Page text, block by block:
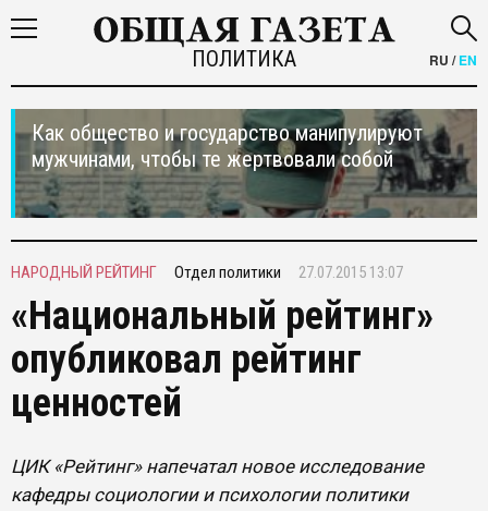
ПОЛИТИКА RU /EN
Как общество и государство манипулируют
мужчинами, чтобы те жертвовали собой
НАРОДНЫЙ РЕЙТИНГ Отдел политики 27.07.2015 13:07
«Национальный рейтинг»
опубликовал рейтинг
ценностей
ЦИК «Рейтинг» напечатал новое исследование
кафедры социологии и психологии политики